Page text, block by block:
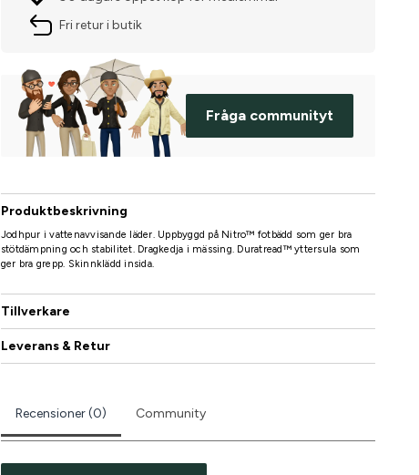
Fri retur i butik
Fråga communityt
Produktbeskrivning
Jodhpur i vattenavvisande läder. Uppbyggd på Nitro™ fotbädd som ger bra
stötdämpning och stabilitet. Dragkedja i mässing. Duratread™ yttersula som
ger bra grepp. Skinnklädd insida.
Tillverkare
Leverans & Retur
Recensioner (0) Community